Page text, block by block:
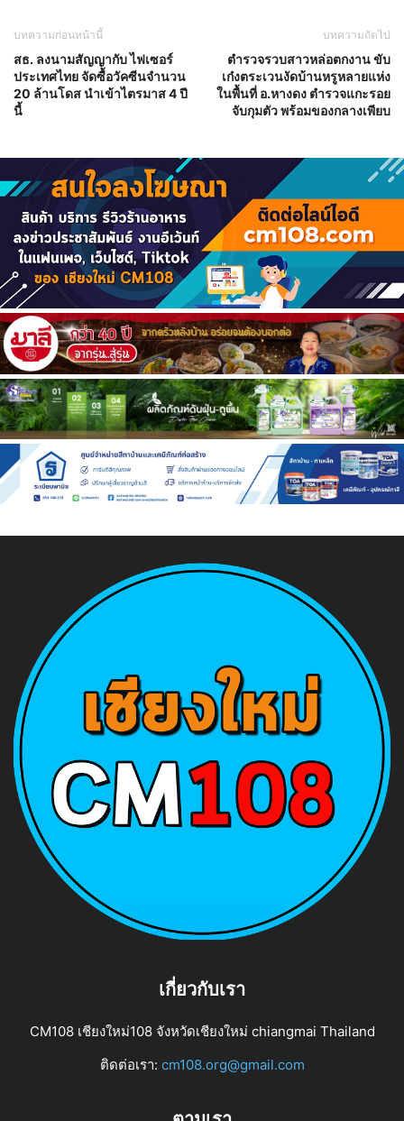
บทความก่อนหน้านี้
สธ. ลงนามสัญญากับ ไฟเซอร์
ประเทศไทย จัดซื้อวัคซีนจำนวน
20 ล้านโดส นำเข้าไตรมาส 4 ปี
นี้
บทความถัดไป
ตำรวจรวบสาวหล่อตกงาน ขับ
เก๋งตระเวนงัดบ้านหรูหลายแห่ง
ในพื้นที่ อ.หางดง ตำรวจแกะรอย
จับกุมตัว พร้อมของกลางเพียบ
เกี่ยวกับเรา
CM108 เชียงใหม่108 จังหวัดเชียงใหม่ chiangmai Thailand
ติดต่อเรา: cm108.org@gmail.com